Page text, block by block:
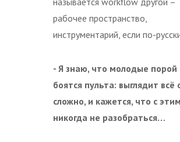
рабочее пространство,
инструментарий, если по-
- Я знаю, что молодые порой
боятся пульта: выглядит всё
сложно, и кажется, что с этим
никогда не разобраться…